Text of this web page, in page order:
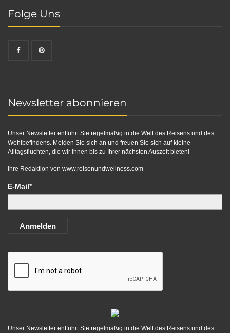
Folge Uns
Newsletter abonnieren
Unser Newsletter entführt Sie regelmäßig in die Welt des Reisens und des
Wohlbefindens. Melden Sie sich an und freuen Sie sich auf kleine
Alltagsfluchten, die wir Ihnen bis zu Ihrer nächsten Auszeit bieten!
Ihre Redaktion von www.reisenundwellness.com
E-Mail*
Anmelden
Unser Newsletter entführt Sie regelmäßig in die Welt des Reisens und des